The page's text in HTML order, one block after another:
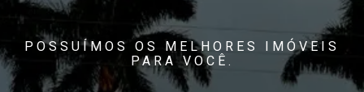
POSSUÍMOS OS MELHORES IMÓVEIS
PARA VOCÊ.